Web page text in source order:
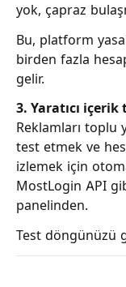
yok, çapraz
Bu, platform
birden fazla
gelir.
3. Yaratıcı
Reklamları toplu
test etmek ve
izlemek için
MostLogin API
panelinden.
Test döngünüzü